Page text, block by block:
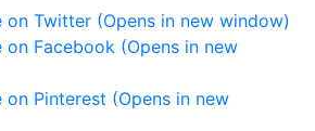
on Twitter (Opens in new window)
on Facebook (Opens in new
on Pinterest (Opens in new